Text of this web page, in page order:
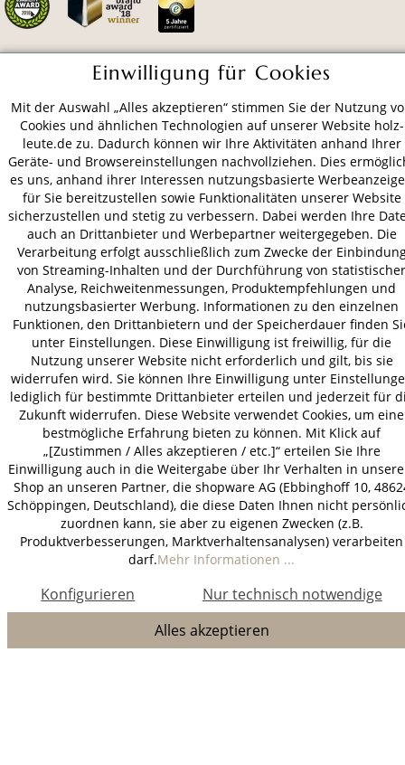
VERSAND
AGB Datenschutz
Impressum
© 2026 HOLZ-LEUTE
* Alle Preise inkl. gesetzl. Mehrwertsteuer zzgl.
Versandkosten
Einwilligung für Cookies
Mit der Auswahl „Alles akzeptieren“ stimmen Sie der Nutzung
Cookies und ähnlichen Technologien auf unserer Website holz-
leute.de zu. Dadurch können wir Ihre Aktivitäten anhand Ihrer
Geräte- und Browsereinstellungen nachvollziehen. Dies
es uns, anhand ihrer Interessen nutzungsbasierte
für Sie bereitzustellen sowie Funktionalitäten unserer Website
sicherzustellen und stetig zu verbessern. Dabei werden Ihre
auch an Drittanbieter und Werbepartner weitergegeben. Die
Verarbeitung erfolgt ausschließlich zum Zwecke der
von Streaming-Inhalten und der Durchführung von statistischer
Analyse, Reichweitenmessungen, Produktempfehlungen und
nutzungsbasierter Werbung. Informationen zu den einzelnen
Funktionen, den Drittanbietern und der Speicherdauer finden
unter Einstellungen. Diese Einwilligung ist freiwillig, für die
Nutzung unserer Website nicht erforderlich und gilt, bis sie
widerrufen wird. Sie können Ihre Einwilligung unter
lediglich für bestimmte Drittanbieter erteilen und jederzeit für
Zukunft widerrufen. Diese Website verwendet Cookies, um eine
bestmögliche Erfahrung bieten zu können. Mit Klick auf
„[Zustimmen / Alles akzeptieren / etc.]“ erteilen Sie Ihre
Einwilligung auch in die Weitergabe über Ihr Verhalten in
Shop an unseren Partner, die shopware AG (Ebbinghoff 10,
Schöppingen, Deutschland), die diese Daten Ihnen nicht
zuordnen kann, sie aber zu eigenen Zwecken (z.B.
Produktverbesserungen, Marktverhaltensanalysen) verarbeiten
darf.Mehr Informationen ...
Nur technisch notwendige
Konfigurieren
Alles akzeptieren